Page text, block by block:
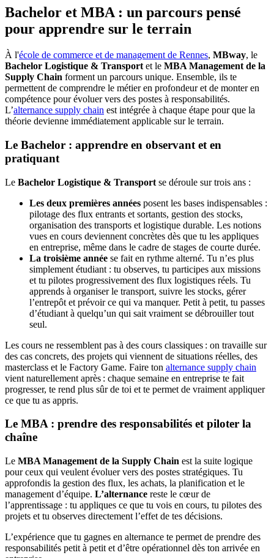
Bachelor et MBA : un parcours pensé
pour apprendre sur le terrain
À l'école de commerce et de management de Rennes, MBway, le
Bachelor Logistique & Transport et le MBA Management de la
Supply Chain forment un parcours unique. Ensemble, ils te
permettent de comprendre le métier en profondeur et de monter en
compétence pour évoluer vers des postes à responsabilités.
L’alternance supply chain est intégrée à chaque étape pour que la
théorie devienne immédiatement applicable sur le terrain.
Le Bachelor : apprendre en observant et en
pratiquant
Le Bachelor Logistique & Transport se déroule sur trois ans :
Les deux premières années posent les bases indispensables :
pilotage des flux entrants et sortants, gestion des stocks,
organisation des transports et logistique durable. Les notions
vues en cours deviennent concrètes dès que tu les appliques
en entreprise, même dans le cadre de stages de courte durée.
La troisième année se fait en rythme alterné. Tu n’es plus
simplement étudiant : tu observes, tu participes aux missions
et tu pilotes progressivement des flux logistiques réels. Tu
apprends à organiser le transport, suivre les stocks, gérer
l’entrepôt et prévoir ce qui va manquer. Petit à petit, tu passes
d’étudiant à quelqu’un qui sait vraiment se débrouiller tout
seul.
Les cours ne ressemblent pas à des cours classiques : on travaille sur
des cas concrets, des projets qui viennent de situations réelles, des
masterclass et le Factory Game. Faire ton alternance supply chain
vient naturellement après : chaque semaine en entreprise te fait
progresser, te rend plus sûr de toi et te permet de vraiment appliquer
ce que tu as appris.
Le MBA : prendre des responsabilités et piloter la
chaîne
Le MBA Management de la Supply Chain est la suite logique
pour ceux qui veulent évoluer vers des postes stratégiques. Tu
approfondis la gestion des flux, les achats, la planification et le
management d’équipe. L’alternance reste le cœur de
l’apprentissage : tu appliques ce que tu vois en cours, tu pilotes des
projets et tu observes directement l’effet de tes décisions.
L’expérience que tu gagnes en alternance te permet de prendre des
responsabilités petit à petit et d’être opérationnel dès ton arrivée en